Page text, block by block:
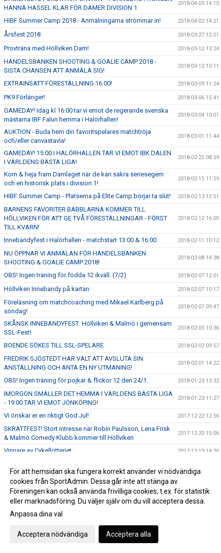
HANNA HASSEL KLAR FÖR DAMER DIVISION 1
2018-04-03 14:10
HIBF Summer Camp 2018 - Anmälningarna strömmar in! 2018-04-02 14:21
Årsfest 2018 2018-03-27 12:01
Provträna med Höllviken Dam! 2018-03-12 13:24
HANDELSBANKEN SHOOTING & GOALIE CAMP 2018 -
SISTA CHANSEN ATT ANMÄLA SIG!
2018-03-12 10:11
EXTRAINSATT FÖRESTÄLLNING 16.00! 2018-03-09 11:24
PK9 Förlänger! 2018-03-06 15:41
GAMEDAY! Idag kl 16:00 tar vi emot de regerande svenska
mästarna IBF Falun hemma i Halörhallen!
2018-03-04 10:01
AUKTION - Buda hem din favoritspelares matchtröja
och/eller canvastavla!
2018-03-01 11:44
GAMEDAY! 15:00 I HALÖRHALLEN TAR VI EMOT IBK DALEN
I VÄRLDENS BÄSTA LIGA!
2018-02-25 08:59
Kom & heja fram Damlaget när de kan säkra seriesegern
och en historisk plats i division 1!
2018-02-15 11:59
HIBF Summer Camp - Platserna på Elite Camp börjar ta slut! 2018-02-13 12:51
BARNENS FAVORITER BABBLARNA KOMMER TILL
HÖLLVIKEN FÖR ATT GE TVÅ FÖRESTÄLLNINGAR - FÖRST
TILL KVARN!
2018-02-12 16:00
Innebandyfest i Halörhallen - matchstart 13:00 & 16:00 2018-02-11 10:12
NU ÖPPNAR VI ANMÄLAN FÖR HANDELSBANKEN
SHOOTING & GOALIE CAMP 2018!
2018-02-08 14:38
OBS! Ingen träning för födda 12 ikväll. (7/2) 2018-02-07 12:01
Höllviken Innebandy på kartan 2018-02-07 10:17
Föreläsning om matchcoaching med Mikael Karlberg på
söndag!
2018-02-07 09:47
SKÅNSK INNEBANDYFEST: Höllviken & Malmö i gemensam
SSL-Fest!
2018-02-05 10:36
BOENDE SÖKES TILL SSL-SPELARE 2018-02-02 09:57
FREDRIK SJÖSTEDT HAR VALT ATT AVSLUTA SIN
ANSTÄLLNING OCH ANTA EN NY UTMANING!
2018-02-01 14:22
OBS! Ingen träning för pojkar & flickor 12 den 24/1. 2018-01-23 13:32
IMORGON SMÄLLER DET HEMMA I VÄRLDENS BÄSTA LIGA
- 19:00 TAR VI EMOT JÖNKÖPING!
2018-01-23 11:27
Vi önskar er en riktigt God Jul! 2017-12-22 12:56
SKRATTFEST! Stort intresse när Robin Paulsson, Lena Frisk
& Malmö Comedy Klubb kommer till Höllviken
2017-12-20 15:06
Vinnare av Cykellotteriet 2017-12-19 14:36
ENDAST 100 SITTPLATSER KVAR! STORT TACK TILL VÅRA
SPONSORER!
2017-12-15 10:50
ENDAST 200 SITTPLATSER KVAR - SÄKRA DIN BILJETT NU!
2017-12-12 14:44
SKRATTFEST! Robin Paulsson, Lena Frisk & MACK kommer
till Halörhallen 8/1 - Perfekt julklapp!
FRITT INTRÄDE & Publikfest när vi tar emot SM-Finalisterna
För att hemsidan ska fungera korrekt använder vi nödvändiga
cookies från SportAdmin. Dessa går inte att stänga av.
Föreningen kan också använda frivilliga cookies, t.ex. för statistik
eller marknadsföring. Du väljer själv om du vill acceptera dessa.
Anpassa dina val
Acceptera nödvändiga Acceptera alla